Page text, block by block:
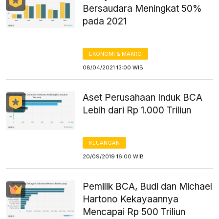
Bersaudara Meningkat 50%
pada 2021
EKONOMI & MAKRO
08/04/2021 13:00 WIB
Aset Perusahaan Induk BCA
Lebih dari Rp 1.000 Triliun
KEUANGAN
20/09/2019 16:00 WIB
Pemilik BCA, Budi dan Michael
Hartono Kekayaannya
Mencapai Rp 500 Triliun